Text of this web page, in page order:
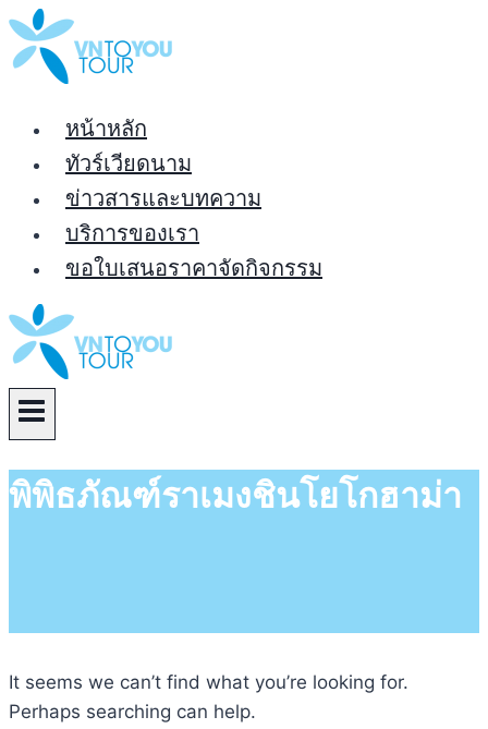
Skip
to
content
หน้าหลัก
ทัวร์เวียดนาม
ข่าวสารและบทความ
บริการของเรา
ขอใบเสนอราคาจัดกิจกรรม
พิพิธภัณฑ์ราเมงชินโยโกฮาม่า
It seems we can’t find what you’re looking for.
Perhaps searching can help.